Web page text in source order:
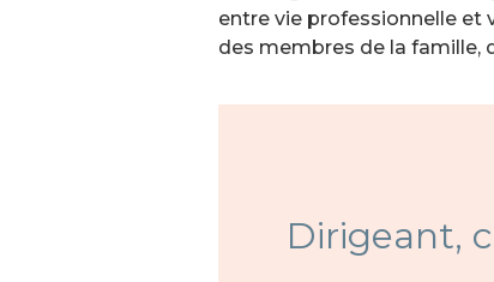
entre vie professionnelle et
des membres de la famille,
Dirigeant,